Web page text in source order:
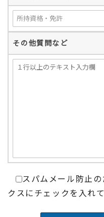
その他質問など
スパムメール防止
クスにチェックを入れ